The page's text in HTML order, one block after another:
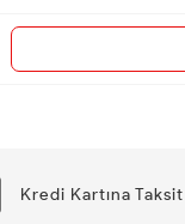
Kredi Kartına Taksit